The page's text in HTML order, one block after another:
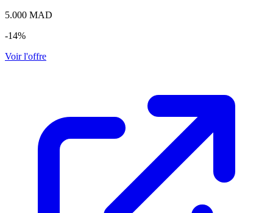
5.000 MAD
-14%
Voir l'offre